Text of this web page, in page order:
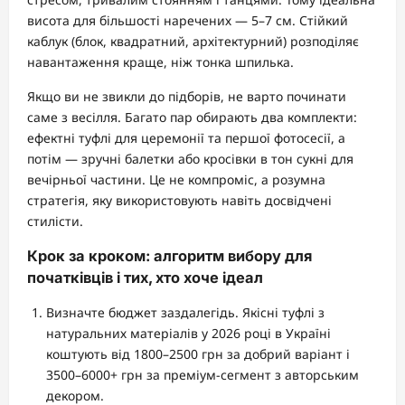
висота для більшості наречених — 5–7 см. Стійкий
каблук (блок, квадратний, архітектурний) розподіляє
навантаження краще, ніж тонка шпилька.
Якщо ви не звикли до підборів, не варто починати
саме з весілля. Багато пар обирають два комплекти:
ефектні туфлі для церемонії та першої фотосесії, а
потім — зручні балетки або кросівки в тон сукні для
вечірньої частини. Це не компроміс, а розумна
стратегія, яку використовують навіть досвідчені
стилісти.
Крок за кроком: алгоритм вибору для
початківців і тих, хто хоче ідеал
Визначте бюджет заздалегідь. Якісні туфлі з
натуральних матеріалів у 2026 році в Україні
коштують від 1800–2500 грн за добрий варіант і
3500–6000+ грн за преміум-сегмент з авторським
декором.